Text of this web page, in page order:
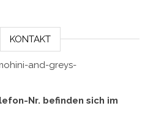
KONTAKT
and-greys-
Nr. befinden sich im